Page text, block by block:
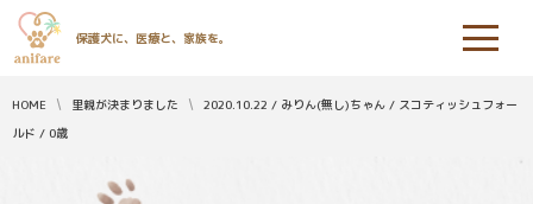
保護犬に、医療と、家族を。
HOME 里親が決まりました
2020.10.22 / みりん(無し)ちゃん / スコティッシュフォー
ルド / 0歳